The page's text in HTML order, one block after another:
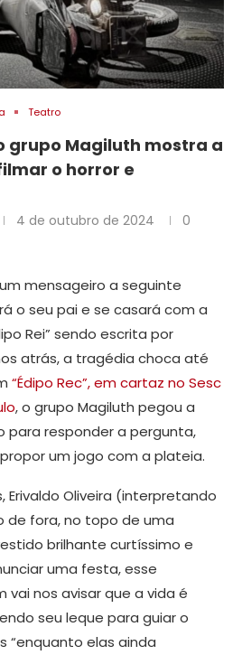
Teatro
grupo Magiluth mostra a
o horror e
4 de outubro de 2024
0
mensageiro a seguinte
o seu pai e se casará com a
Rei” sendo escrita por
atrás, a tragédia choca até
“Édipo Rec”, em cartaz no Sesc
, o grupo Magiluth pegou a
para responder a pergunta,
um jogo com a plateia.
Erivaldo Oliveira (interpretando
de fora, no topo de uma
brilhante curtíssimo e
uma festa, esse
nos avisar que a vida é
seu leque para guiar o
“enquanto elas ainda